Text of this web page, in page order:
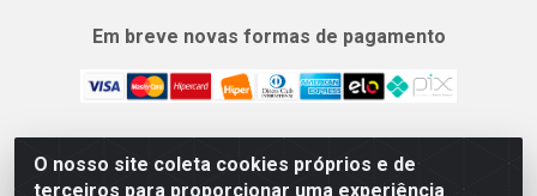
O nosso site coleta cookies próprios e de
terceiros para proporcionar uma experiência
Em breve novas formas de pagamento
MIX CERTO DISTRIBUIDORA DE COSMÉTICOS ALIMENTOS E